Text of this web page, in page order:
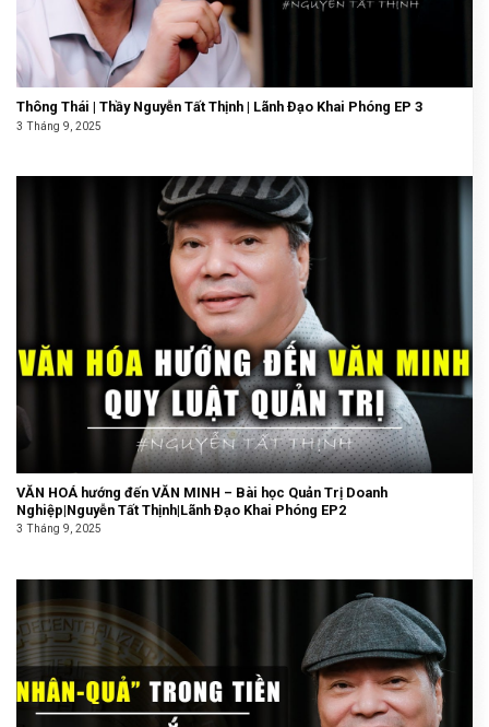
Thông Thái | Thầy Nguyễn Tất Thịnh | Lãnh Đạo Khai Phóng EP 3
3 Tháng 9, 2025
VĂN HOÁ hướng đến VĂN MINH – Bài học Quản Trị Doanh
Nghiệp|Nguyễn Tất Thịnh|Lãnh Đạo Khai Phóng EP2
3 Tháng 9, 2025